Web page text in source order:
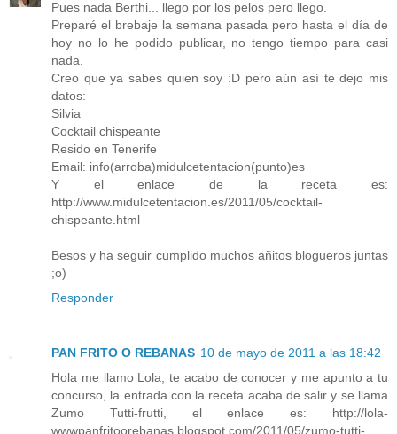
Pues nada Berthi... llego por los pelos pero llego.
Preparé el brebaje la semana pasada pero hasta el día de
hoy no lo he podido publicar, no tengo tiempo para casi
nada.
Creo que ya sabes quien soy :D pero aún así te dejo mis
datos:
Silvia
Cocktail chispeante
Resido en Tenerife
Email: info(arroba)midulcetentacion(punto)es
Y el enlace de la receta es:
http://www.midulcetentacion.es/2011/05/cocktail-
chispeante.html
Besos y ha seguir cumplido muchos añitos blogueros juntas
;o)
Responder
PAN FRITO O REBANAS 10 de mayo de 2011 a las 18:42
Hola me llamo Lola, te acabo de conocer y me apunto a tu
concurso, la entrada con la receta acaba de salir y se llama
Zumo Tutti-frutti, el enlace es: http://lola-
wwwpanfritoorebanas.blogspot.com/2011/05/zumo-tutti-